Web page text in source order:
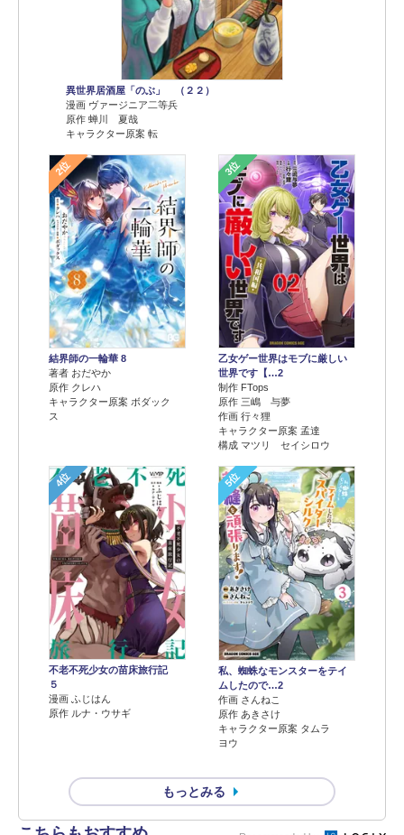
異世界居酒屋「のぶ」 （２２）
漫画 ヴァージニア二等兵
原作 蝉川 夏哉
キャラクター原案 転
2位
結界師の一輪華 8
著者 おだやか
原作 クレハ
キャラクター原案 ボダック
ス
3位
乙女ゲー世界はモブに厳しい
世界です【…2
制作 FTops
原作 三嶋 与夢
作画 行々狸
キャラクター原案 孟達
構成 マツリ セイシロウ
4位
不老不死少女の苗床旅行記
５
漫画 ふじはん
原作 ルナ・ウサギ
5位
私、蜘蛛なモンスターをテイ
ムしたので…2
作画 さんねこ
原作 あきさけ
キャラクター原案 タムラ
ヨウ
もっとみる